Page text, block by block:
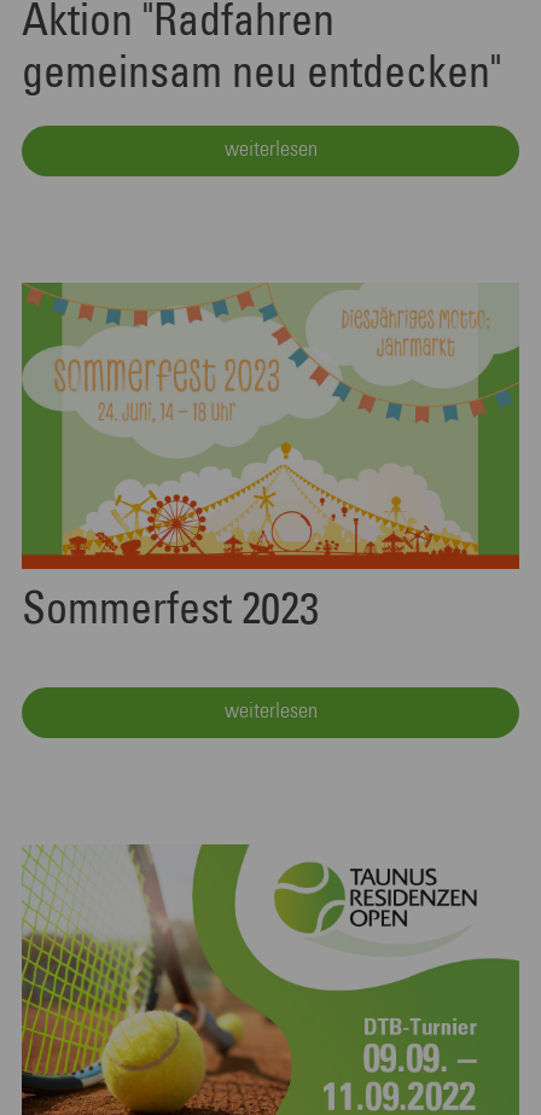
Aktion "Radfahren
gemeinsam neu entdecken"
weiterlesen
Sommerfest 2023
weiterlesen